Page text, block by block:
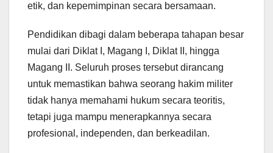
etik, dan kepemimpinan secara bersamaan.
Pendidikan dibagi dalam beberapa tahapan besar
mulai dari Diklat I, Magang I, Diklat II, hingga
Magang II. Seluruh proses tersebut dirancang
untuk memastikan bahwa seorang hakim militer
tidak hanya memahami hukum secara teoritis,
tetapi juga mampu menerapkannya secara
profesional, independen, dan berkeadilan.